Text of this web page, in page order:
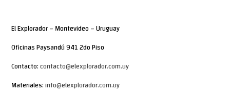
El Explorador – Montevideo – Uruguay
Oficinas Paysandú 941 2do Piso
Contacto:contacto@elexplorador.com.uy
Materiales:info@elexplorador.com.uy